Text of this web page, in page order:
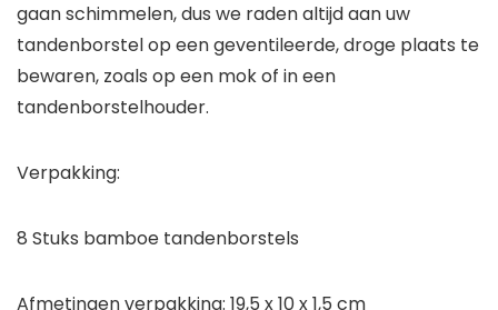
gaan schimmelen, dus we raden altijd aan uw
tandenborstel op een geventileerde, droge plaats te
bewaren, zoals op een mok of in een
tandenborstelhouder.
Verpakking:
8 Stuks bamboe tandenborstels
Afmetingen verpakking: 19,5 x 10 x 1,5 cm